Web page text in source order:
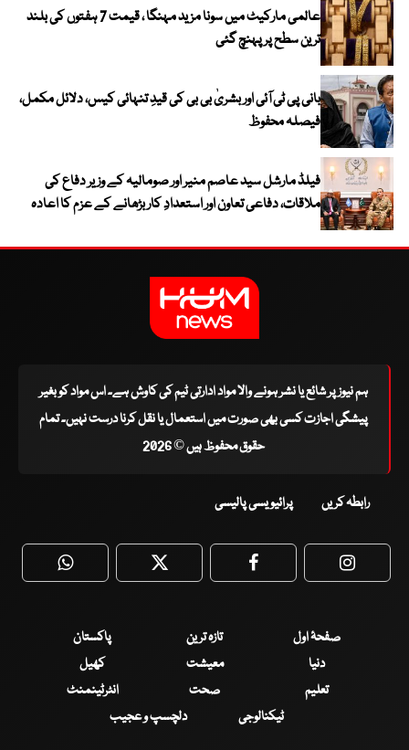
عالمی مارکیٹ میں سونا مزید مہنگا ، قیمت 7 ہفتوں کی بلند
ترین سطح پر پہنچ گئی
بانی پی ٹی آئی اور بشریٰ بی بی کی قیدِ تنہائی کیس، دلائل مکمل،
فیصلہ محفوظ
فیلڈ مارشل سید عاصم منیر اور صومالیہ کے وزیر دفاع کی
ملاقات، دفاعی تعاون اور استعدادِ کار بڑھانے کے عزم کا اعادہ
ہم نیوز پر شائع یا نشر ہونے والا مواد ادارتی ٹیم کی کاوش ہے۔ اس مواد کو بغیر
پیشگی اجازت کسی بھی صورت میں استعمال یا نقل کرنا درست نہیں۔ تمام
حقوق محفوظ ہیں © 2026
رابطہ کریں پرائیویسی پالیسی
WhatsApp Twitter Facebook
صفحۂ اول تازہ ترین
پاکستان
دنیا
معیشت
کھیل
تعلیم
صحت
انٹرٹینمنٹ
ٹیکنالوجی
دلچسپ و عجیب